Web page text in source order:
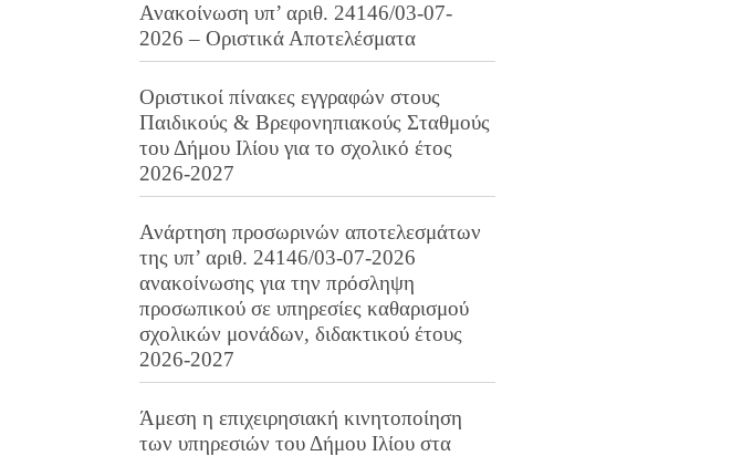
Ανακοίνωση υπ’ αριθ. 24146/03-07-
2026 – Οριστικά Αποτελέσματα
Οριστικοί πίνακες εγγραφών στους
Παιδικούς & Βρεφονηπιακούς Σταθμούς
του Δήμου Ιλίου για το σχολικό έτος
2026-2027
Ανάρτηση προσωρινών αποτελεσμάτων
της υπ’ αριθ. 24146/03-07-2026
ανακοίνωσης για την πρόσληψη
προσωπικού σε υπηρεσίες καθαρισμού
σχολικών μονάδων, διδακτικού έτους
2026-2027
Άμεση η επιχειρησιακή κινητοποίηση
των υπηρεσιών του Δήμου Ιλίου στα